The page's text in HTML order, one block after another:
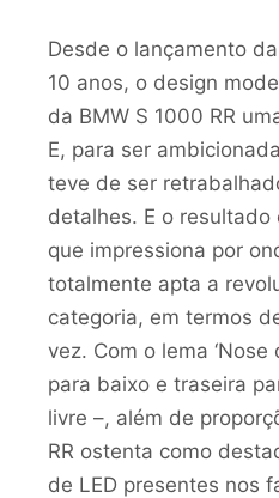
Desde o lançamento
10 anos, o design
da BMW S 1000 RR
E, para ser
teve de ser
detalhes. E o
que impressiona por
totalmente apta a
categoria, em termos
vez. Com o lema ‘Nose
para baixo e traseira
livre –, além de
RR ostenta como
de LED presentes nos